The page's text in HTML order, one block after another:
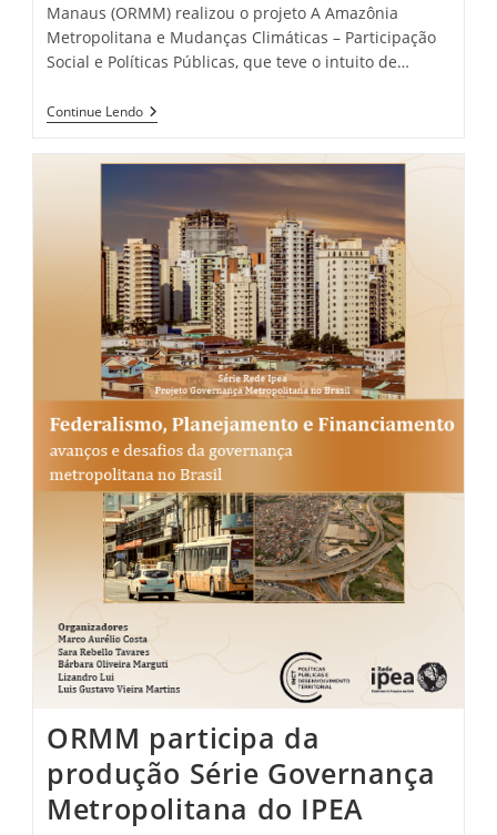
Manaus (ORMM) realizou o projeto A Amazônia
Metropolitana e Mudanças Climáticas – Participação
Social e Políticas Públicas, que teve o intuito de…
Continue LendoORMM
Lança
Técnico
Mudanças
Climáticas
Na
Região
Metropolitana
ORMM participa da
produção Série Governança
Metropolitana do IPEA